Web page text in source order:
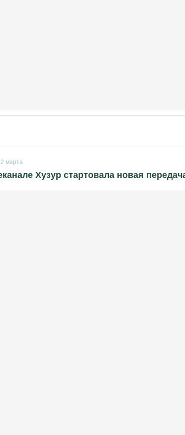
марта
Хузур стартовала новая